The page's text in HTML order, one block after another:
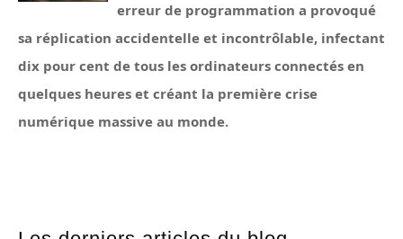
erreur de programmation a provoqué
sa réplication accidentelle et incontrôlable, infectant
dix pour cent de tous les ordinateurs connectés en
quelques heures et créant la première crise
numérique massive au monde.